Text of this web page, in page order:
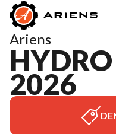
Ariens
2026